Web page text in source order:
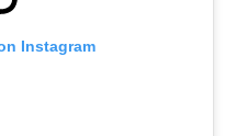
Instagram